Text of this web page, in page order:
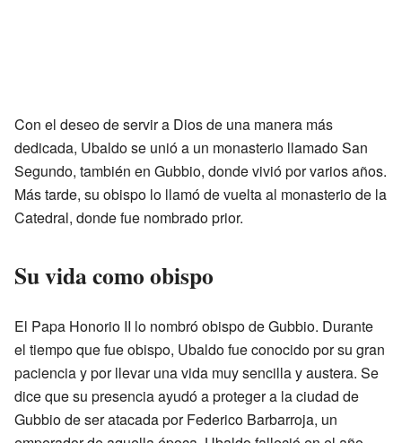
Con el deseo de servir a Dios de una manera más
dedicada, Ubaldo se unió a un monasterio llamado San
Segundo, también en Gubbio, donde vivió por varios años.
Más tarde, su obispo lo llamó de vuelta al monasterio de la
Catedral, donde fue nombrado prior.
Su vida como obispo
El Papa Honorio II lo nombró obispo de Gubbio. Durante
el tiempo que fue obispo, Ubaldo fue conocido por su gran
paciencia y por llevar una vida muy sencilla y austera. Se
dice que su presencia ayudó a proteger a la ciudad de
Gubbio de ser atacada por Federico Barbarroja, un